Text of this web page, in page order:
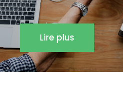
Lire plus